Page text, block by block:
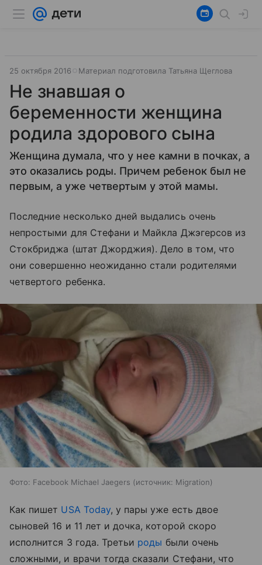
25 октября 2016 Материал подготовила Татьяна Щеглова
Не знавшая о
беременности женщина
родила здорового сына
Женщина думала, что у нее камни в почках, а
это оказались роды. Причем ребенок был не
первым, а уже четвертым у этой мамы.
Последние несколько дней выдались очень
непростыми для Стефани и Майкла Джэгерсов из
Стокбриджа (штат Джорджия). Дело в том, что
они совершенно неожиданно стали родителями
четвертого ребенка.
Фото: Facebook Michael Jaegers источник: Migration
Как пишет USA Today, у пары уже есть двое
сыновей 16 и 11 лет и дочка, которой скоро
исполнится 3 года. Третьи роды были очень
сложными, и врачи тогда сказали Стефани, что